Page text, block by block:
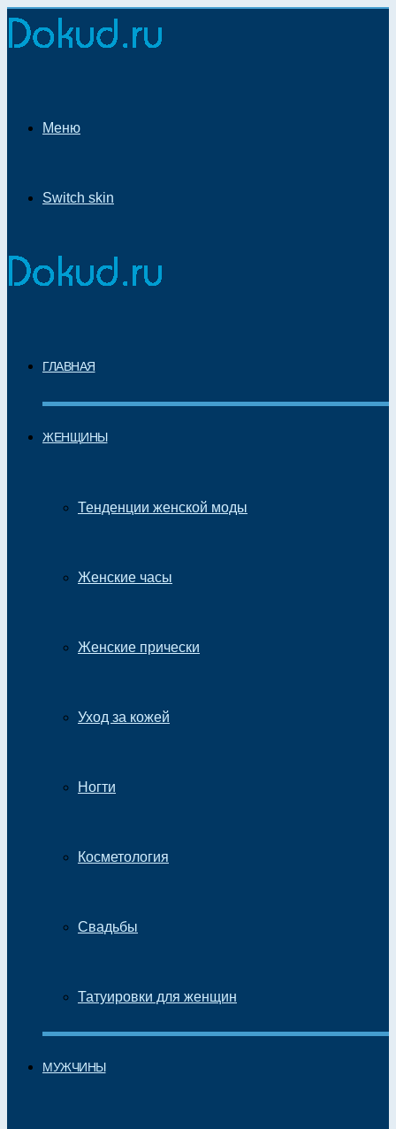
Меню
Switch skin
ГЛАВНАЯ
ЖЕНЩИНЫ
Тенденции женской моды
Женские часы
Женские прически
Уход за кожей
Ногти
Косметология
Свадьбы
Татуировки для женщин
МУЖЧИНЫ